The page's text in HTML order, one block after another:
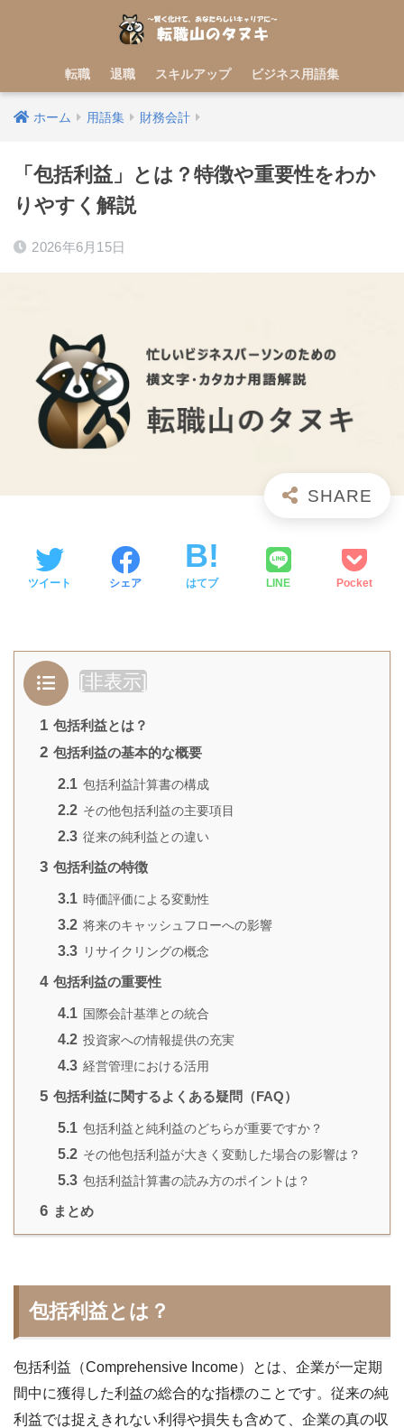
転職 退職 スキルアップ ビジネス用語集
ホーム 用語集 財務会計
「包括利益」とは？特徴や重要性をわか
りやすく解説
2026年6月15日
ツイート シェア はてブ LINE Pocket
[非表示]
1 包括利益とは？
2 包括利益の基本的な概要
2.1 包括利益計算書の構成
2.2 その他包括利益の主要項目
2.3 従来の純利益との違い
3 包括利益の特徴
3.1 時価評価による変動性
3.2 将来のキャッシュフローへの影響
3.3 リサイクリングの概念
4 包括利益の重要性
4.1 国際会計基準との統合
4.2 投資家への情報提供の充実
4.3 経営管理における活用
5 包括利益に関するよくある疑問（FAQ）
5.1 包括利益と純利益のどちらが重要ですか？
5.2 その他包括利益が大きく変動した場合の影響は？
5.3 包括利益計算書の読み方のポイントは？
6 まとめ
包括利益とは？
包括利益（Comprehensive Income）とは、企業が一定期
間中に獲得した利益の総合的な指標のことです。従来の純
利益では捉えきれない利得や損失も含めて、企業の真の収